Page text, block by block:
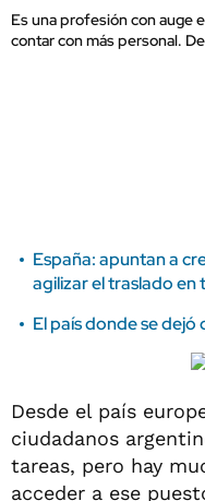
Es una profesión con auge
contar con más personal.
España: apuntan a
agilizar el traslado
El país donde se dejó
Desde el país
ciudadanos
tareas, pero hay
acceder a ese